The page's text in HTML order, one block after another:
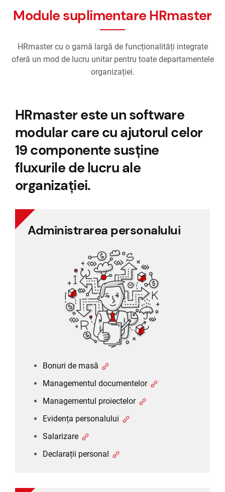
Module suplimentare HRmaster
HRmaster cu o gamă largă de funcționalități integrate
oferă un mod de lucru unitar pentru toate departamentele
organizației.
HRmaster este un software
modular care cu ajutorul celor
19 componente susține
fluxurile de lucru ale
organizației.
Administrarea personalului
Bonuri de masă
Managementul documentelor
Managementul proiectelor
Evidența personalului
Salarizare
Declarații personal
Administrarea personalului
Bonuri de masă
Managementul documentelor
Managementul proiectelor
Evidența personalului
Salarizare
Declarații personal